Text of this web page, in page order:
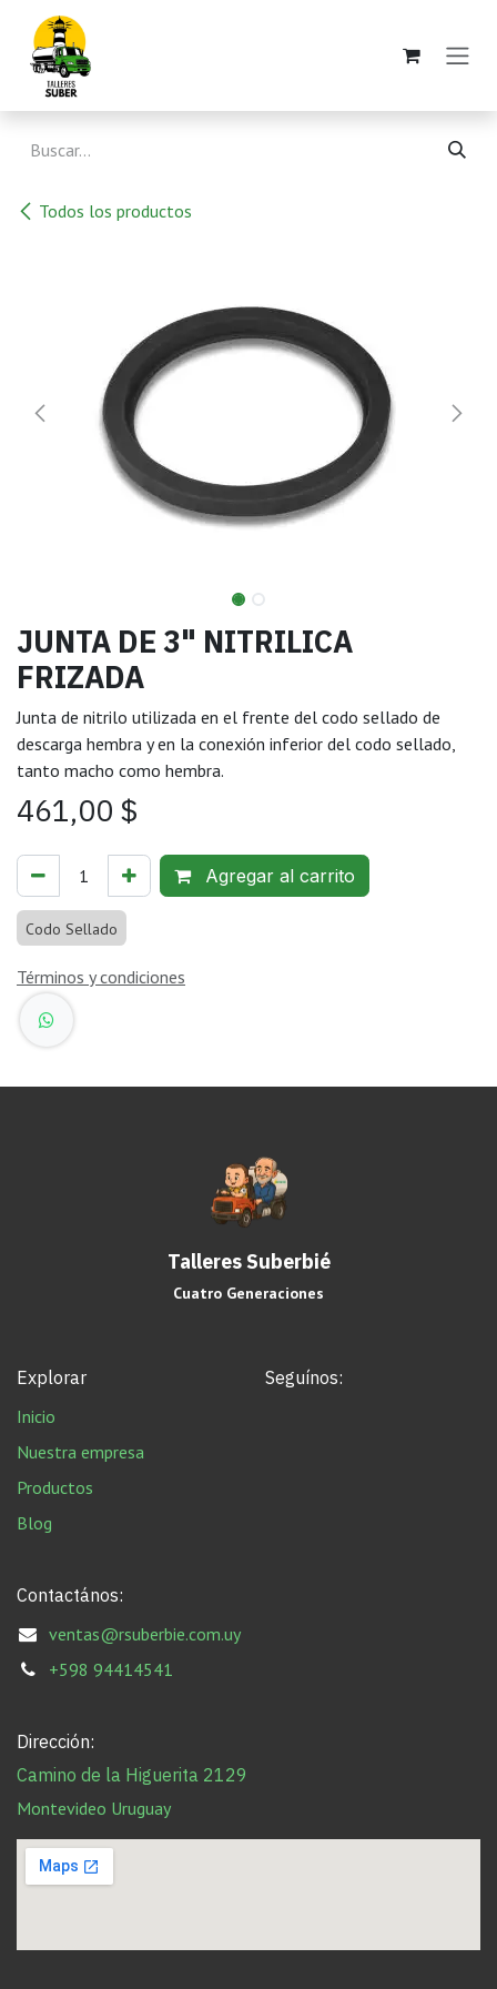
Ir al contenido
Todos los productos
JUNTA DE 3" NITRILICA
FRIZADA
Junta de nitrilo utilizada en el frente del codo sellado de
descarga hembra y en la conexión inferior del codo sellado,
tanto macho como hembra.
461,00 $
Agregar al carrito
Codo Sellado
Términos y condiciones
Talleres Suberbié
Cuatro Generaciones
Explorar
Inicio
Nuestra empresa
Productos
Blog
Contactános:
ventas@rsuberbie.com.uy
+598 94414541
Seguínos:
Dirección:
Camino de la Higuerita 2129
Montevideo Uruguay